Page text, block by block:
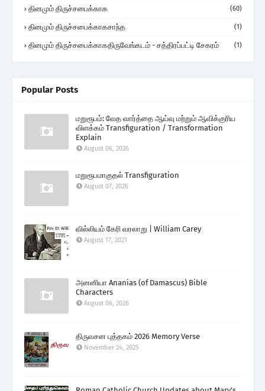
தினமும் திருச்சபைக்காக (60)
தினமும் திருச்சபைக்காகசாந்த (1)
தினமும் திருச்சபைக்காகதிருவேங்கடம் - சத்திரப்பட்டி சேகரம் (1)
Popular Posts
மறுரூபம்: வேத வார்த்தை ஆய்வு மற்றும் ஆவிக்குரிய
விளக்கம் Transfiguration / Transformation
Explain
August 06, 2026
மறுரூபமாகுதல் Transfiguration
August 07, 2026
வில்லியம் கேரி வரலாறு | William Carey
August 17, 2021
அனனியா Ananias (of Damascus) Bible
Characters
August 06, 2026
திருவசன புத்தகம் 2026 Memory Verse
November 24, 2025